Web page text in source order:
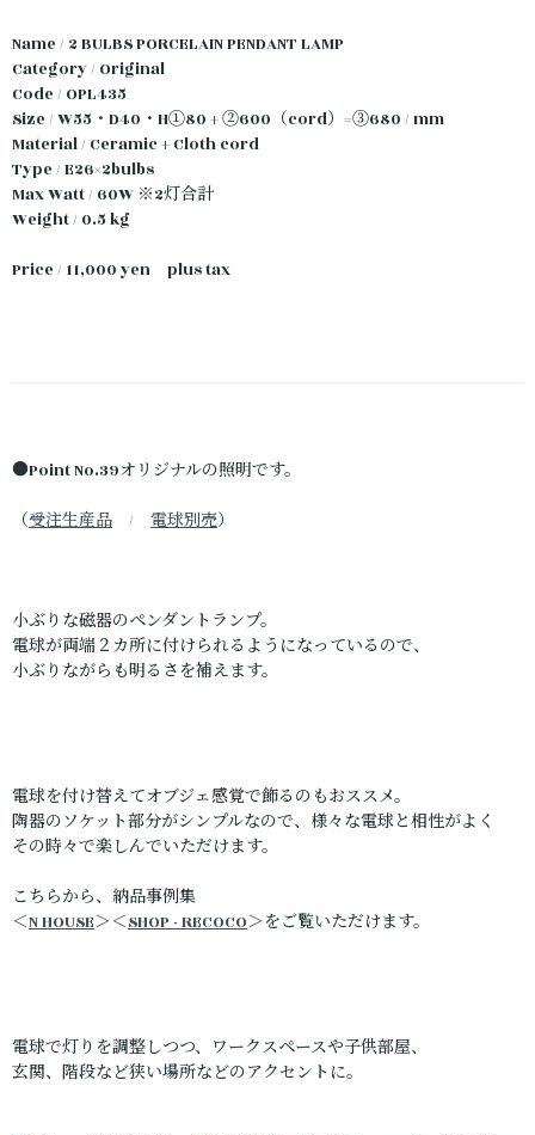
Name / 2 BULBS PORCELAIN PENDANT LAMP
Category / Original
Code / OPL435
Size / W55・D40・H①80 + ②600（cord）=③680 / mm
Material / Ceramic + Cloth cord
Type / E26×2bulbs
Max Watt / 60W ※2灯合計
Weight / 0.5 kg
Price / 11,000 yen plus tax
●Point No.39オリジナルの照明です。
（受注生産品 / 電球別売）
小ぶりな磁器のペンダントランプ。
電球が両端２カ所に付けられるようになっているので、
小ぶりながらも明るさを補えます。
電球を付け替えてオブジェ感覚で飾るのもおススメ。
陶器のソケット部分がシンプルなので、様々な電球と相性がよく
その時々で楽しんでいただけます。
こちらから、納品事例集
＜N HOUSE＞＜SHOP - RECOCO＞をご覧いただけます。
電球で灯りを調整しつつ、ワークスペースや子供部屋、
玄関、階段など狭い場所などのアクセントに。